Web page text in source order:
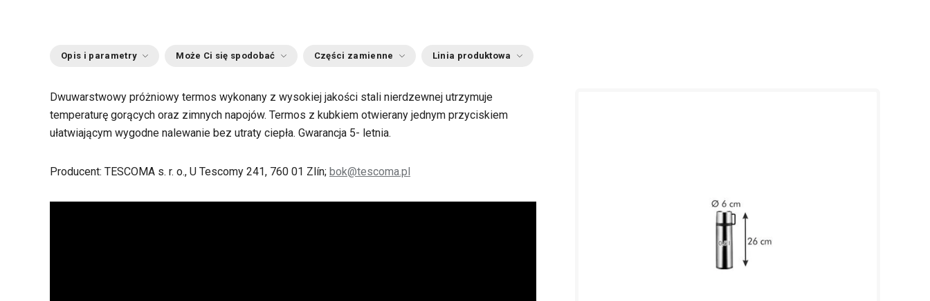
Opis i parametry Może Ci się spodobać Części zamienne Linia produktowa
Dwuwarstwowy próżniowy termos wykonany z wysokiej jakości stali nierdzewnej utrzymuje
temperaturę gorących oraz zimnych napojów. Termos z kubkiem otwierany jednym przyciskiem
ułatwiającym wygodne nalewanie bez utraty ciepła. Gwarancja 5- letnia.
Producent: TESCOMA s. r. o., U Tescomy 241, 760 01 Zlín; bok@tescoma.pl